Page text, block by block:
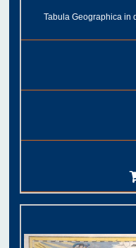
Tabula Geographica in